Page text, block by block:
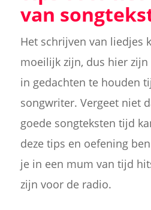
van
Het schrijven van liedjes
moeilijk zijn, dus hier
in gedachten te houden
songwriter. Vergeet niet
goede songteksten tijd
deze tips en oefening
je in een mum van tijd
zijn voor de radio.